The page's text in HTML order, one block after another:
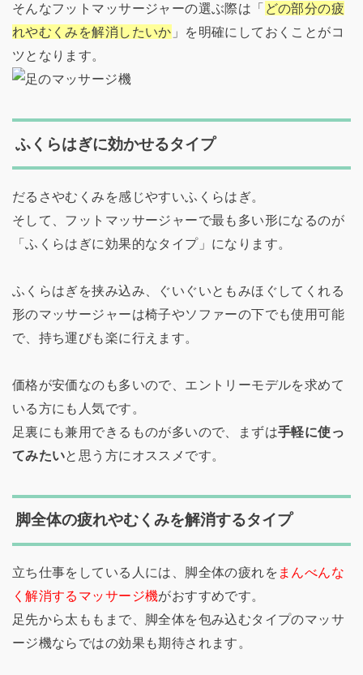
そんなフットマッサージャーの選ぶ際は「 どの部分の疲
れやむくみを解消したいか 」を明確にしておくことがコ
ツとなります。
ふくらはぎに効かせるタイプ
だるさやむくみを感じやすいふくらはぎ。
そして、フットマッサージャーで最も多い形になるのが
「ふくらはぎに効果的なタイプ」になります。
ふくらはぎを挟み込み、ぐいぐいともみほぐしてくれる
形のマッサージャーは椅子やソファーの下でも使用可能
で、持ち運びも楽に行えます。
価格が安価なのも多いので、エントリーモデルを求めて
いる方にも人気です。
足裏にも兼用できるものが多いので、まずは手軽に使っ
てみたいと思う方にオススメです。
脚全体の疲れやむくみを解消するタイプ
立ち仕事をしている人には、脚全体の疲れを まんべんな
く解消するマッサージ機がおすすめです。
足先から太ももまで、脚全体を包み込むタイプのマッサ
ージ機ならではの効果も期待されます。